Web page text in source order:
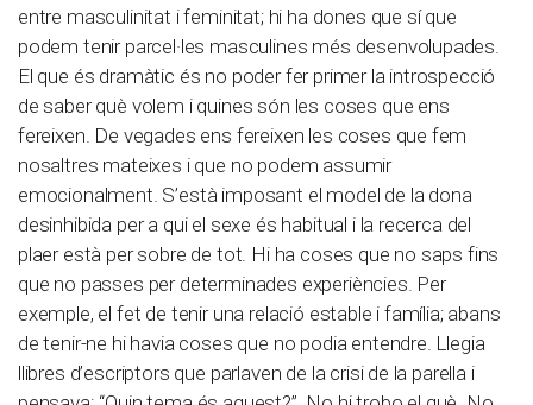
entre masculinitat i feminitat; hi ha dones que sí que
podem tenir parcel·les masculines més desenvolupades.
El que és dramàtic és no poder fer primer la introspecció
de saber què volem i quines són les coses que ens
fereixen. De vegades ens fereixen les coses que fem
nosaltres mateixes i que no podem assumir
emocionalment. S’està imposant el model de la dona
desinhibida per a qui el sexe és habitual i la recerca del
plaer està per sobre de tot. Hi ha coses que no saps fins
que no passes per determinades experiències. Per
exemple, el fet de tenir una relació estable i família; abans
de tenir-ne hi havia coses que no podia entendre. Llegia
llibres d’escriptors que parlaven de la crisi de la parella i